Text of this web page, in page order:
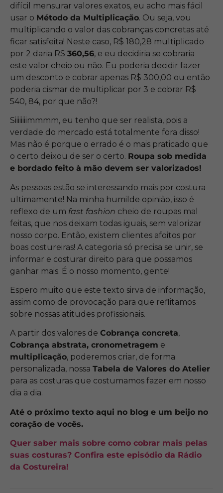
difícil mensurar valores exatos, eu acho mais fácil
usar o Método da Multiplicação. Ou seja, vou
multiplicando o valor das cobranças concretas até
ficar satisfeita! Neste caso, R$ 180,28 multiplicado
por 2 daria RS 360,56, e eu decidiria se cobraria
este valor cheio ou não. Eu poderia decidir fazer
um desconto e cobrar apenas R$ 300,00 ou então
poderia cismar de multiplicar por 3 e cobrar R$
540, 84, por que não?!
Siiiiiiiimmmm, eu tenho que ser realista, pois a
verdade do mercado está totalmente fora disso!
Mas não é porque o errado é o mais praticado que
o certo deixou de ser o certo. Roupa sob medida
e bordado feito à mão devem ser valorizados!
As pessoas estão se interessando mais por costura
ultimamente! Na minha humilde opinião, isso é
reflexo de um fast fashion cheio de roupas mal
feitas, que nos deixam todas iguais, sem valorizar
nosso corpo. Então, existem clientes afoitos por
boas costureiras! A categoria só precisa se unir, se
informar e costurar direito para que possamos
ganhar mais. É o nosso momento, gente!
Espero muito que este texto sirva de informação,
assim como de provocação para que reflitamos
sobre nossas atitudes profissionais.
A partir dos valores de Cobrança concreta,
Cobrança abstrata, cronometragem e
multiplicação, poderemos criar, de forma
personalizada, nossa Tabela de Valores do Atelier
para as costuras que costumamos fazer em nosso
dia a dia.
Até o próximo texto aqui no blog e um beijo no
coração de vocês.
Quer saber mais sobre como cobrar mais pelas
suas costuras? Confira este episódio da Rádio
da Costureira!